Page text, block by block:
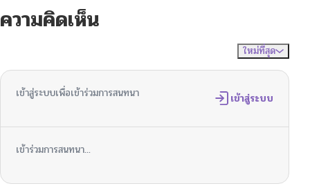
ความคิดเห็น
ใหม่ที่สุด
เข้าสู่ระบบเพื่อเข้าร่วมการสนทนา เข้าสู่ระบบ
เข้าร่วมการสนทนา...